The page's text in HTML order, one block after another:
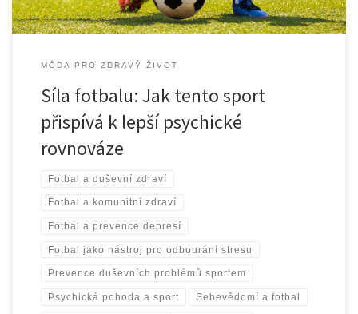
MÓDA PRO ZDRAVÝ ŽIVOT
Síla fotbalu: Jak tento sport
přispívá k lepší psychické
rovnováze
Fotbal a duševní zdraví
Fotbal a komunitní zdraví
Fotbal a prevence depresí
Fotbal jako nástroj pro odbourání stresu
Prevence duševních problémů sportem
Psychická pohoda a sport Sebevědomí a fotbal